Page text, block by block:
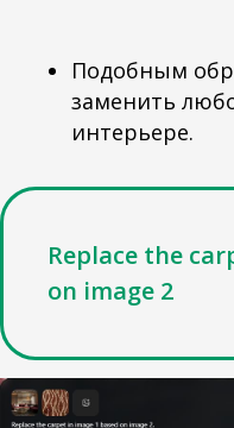
Подобным
заменить
интерьере.
Replace the
on image 2